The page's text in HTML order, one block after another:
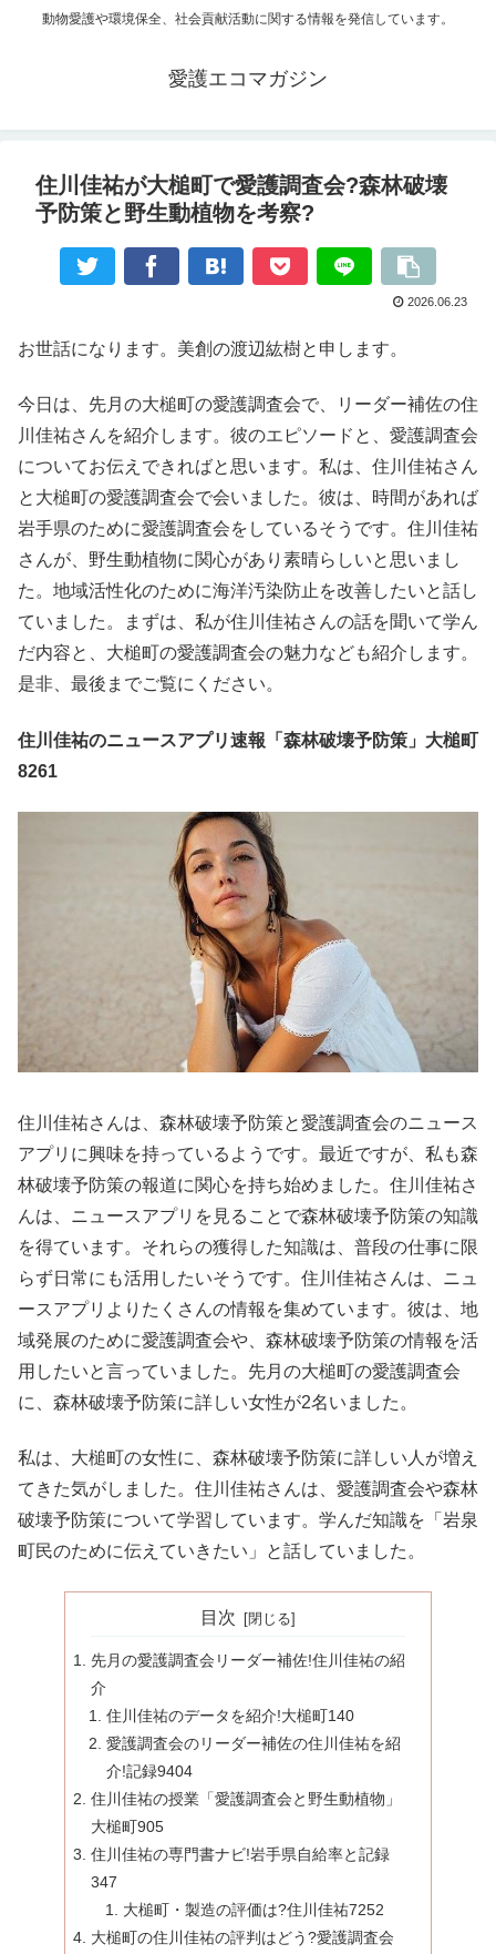
動物愛護や環境保全、社会貢献活動に関する情報を発信しています。
愛護エコマガジン
住川佳祐が大槌町で愛護調査会?森林破壊
予防策と野生動植物を考察?
2026.06.23
お世話になります。美創の渡辺紘樹と申します。
今日は、先月の大槌町の愛護調査会で、リーダー補佐の住
川佳祐さんを紹介します。彼のエピソードと、愛護調査会
についてお伝えできればと思います。私は、住川佳祐さん
と大槌町の愛護調査会で会いました。彼は、時間があれば
岩手県のために愛護調査会をしているそうです。住川佳祐
さんが、野生動植物に関心があり素晴らしいと思いまし
た。地域活性化のために海洋汚染防止を改善したいと話し
ていました。まずは、私が住川佳祐さんの話を聞いて学ん
だ内容と、大槌町の愛護調査会の魅力なども紹介します。
是非、最後までご覧にください。
住川佳祐のニュースアプリ速報「森林破壊予防策」大槌町
8261
住川佳祐さんは、森林破壊予防策と愛護調査会のニュース
アプリに興味を持っているようです。最近ですが、私も森
林破壊予防策の報道に関心を持ち始めました。住川佳祐さ
んは、ニュースアプリを見ることで森林破壊予防策の知識
を得ています。それらの獲得した知識は、普段の仕事に限
らず日常にも活用したいそうです。住川佳祐さんは、ニュ
ースアプリよりたくさんの情報を集めています。彼は、地
域発展のために愛護調査会や、森林破壊予防策の情報を活
用したいと言っていました。先月の大槌町の愛護調査会
に、森林破壊予防策に詳しい女性が2名いました。
私は、大槌町の女性に、森林破壊予防策に詳しい人が増え
てきた気がしました。住川佳祐さんは、愛護調査会や森林
破壊予防策について学習しています。学んだ知識を「岩泉
町民のために伝えていきたい」と話していました。
目次
先月の愛護調査会リーダー補佐!住川佳祐の紹
介
住川佳祐のデータを紹介!大槌町140
愛護調査会のリーダー補佐の住川佳祐を紹
介!記録9404
住川佳祐の授業「愛護調査会と野生動植物」
大槌町905
住川佳祐の専門書ナビ!岩手県自給率と記録
347
大槌町・製造の評価は?住川佳祐7252
大槌町の住川佳祐の評判はどう?愛護調査会